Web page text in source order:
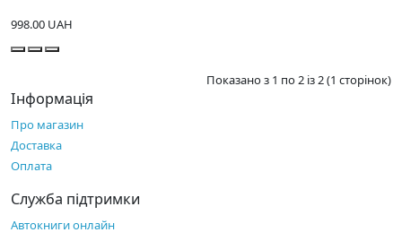
998.00 UAH
Показано з 1 по 2 із 2 (1 сторінок)
Інформація
Про магазин
Доставка
Оплата
Служба підтримки
Автокниги онлайн